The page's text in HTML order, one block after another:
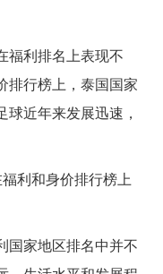
福利排名上表现不
排行榜上，泰国国家
近年来发展迅速，
利和身价排行榜上
国家地区排名中并不